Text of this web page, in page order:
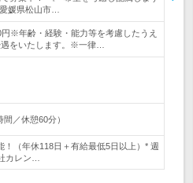
媛県松山市…
円※年齢・経験・能力等を考慮したうえ
をいたします。※一律…
／休憩60分）
！（年休118日＋有給最低5日以上）* 週
カレン…